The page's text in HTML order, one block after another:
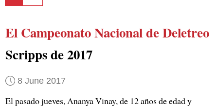
El Campeonato Nacional de Deletreo
Scripps de 2017
8 June 2017
El pasado jueves, Ananya Vinay, de 12 años de edad y